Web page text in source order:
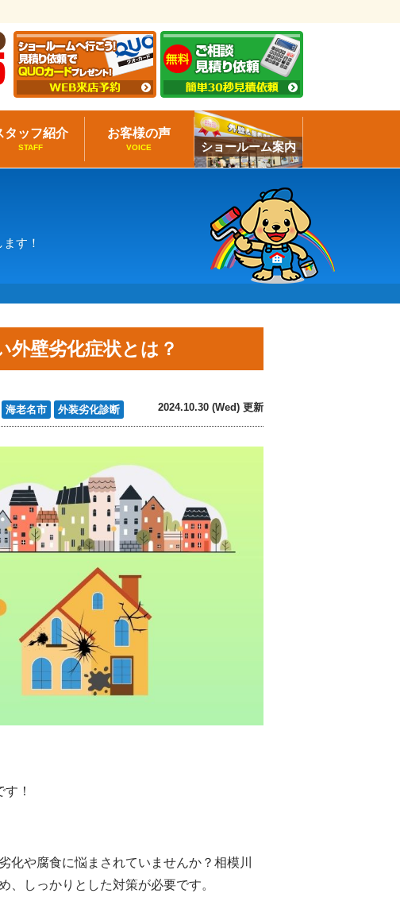
タッフ紹介
STAFF
お客様の声
VOICE ショールーム案内
す！
外壁劣化症状とは？
海老名市 外装劣化診断 2024.10.30 (Wed) 更新
す！
や腐食に悩まされていませんか？相模川
、しっかりとした対策が必要です。